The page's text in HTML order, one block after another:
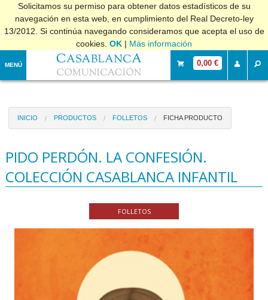
Solicitamos su permiso para obtener datos estadísticos de su
navegación en esta web, en cumplimiento del Real Decreto-ley
13/2012. Si continúa navegando consideramos que acepta el uso de
cookies. OK | Más información
MENÚ 0,00 €
INICIO PRODUCTOS FOLLETOS FICHA PRODUCTO
PIDO PERDÓN. LA CONFESIÓN.
COLECCIÓN CASABLANCA INFANTIL
FOLLETOS